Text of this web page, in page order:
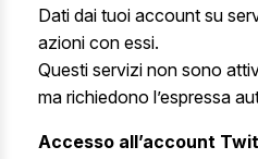
Dati dai tuoi account su
azioni con essi.
Questi servizi non sono
ma richiedono l’espressa
Accesso all’account